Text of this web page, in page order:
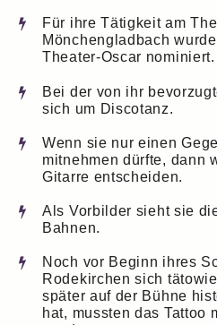
Für ihre Tätigkeit am
Mönchengladbach
Theater-Oscar nominiert.
Bei der von ihr
sich um Discotanz.
Wenn sie nur einen
mitnehmen dürfte, dann
Gitarre entscheiden.
Als Vorbilder sieht sie
Bahnen.
Noch vor Beginn ihres
Rodekirchen sich
später auf der Bühne
hat, mussten das Tattoo